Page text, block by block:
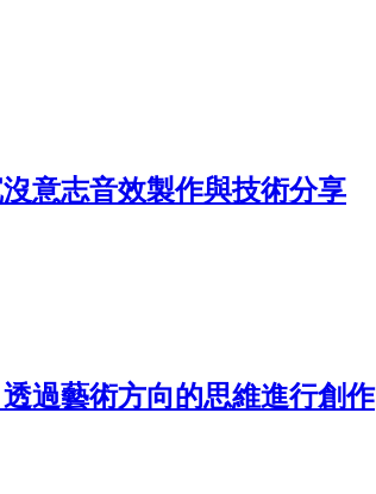
意志音效製作與技術分享
過藝術方向的思維進行創作